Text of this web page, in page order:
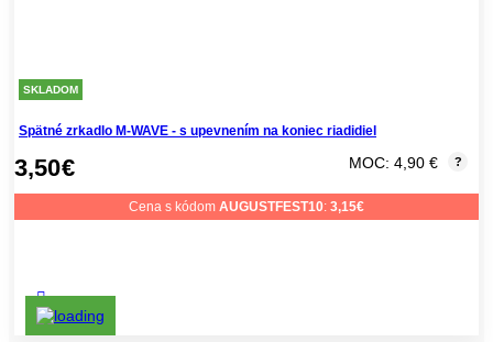
SKLADOM
Spätné zrkadlo M-WAVE - s upevnením na koniec riadidiel
3,50€ MOC: 4,90 € ?
Cena s kódom AUGUSTFEST10: 3,15€